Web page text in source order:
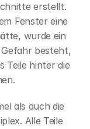
erstellt.
Fenster eine
wurde ein
besteht,
Teile hinter die
als auch die
Alle Teile